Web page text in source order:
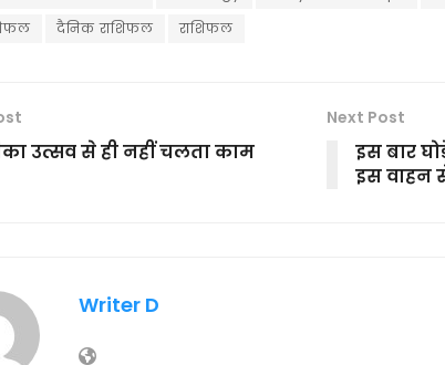
दैनिक राशिफल राशिफल
उत्सव से ही नहीं चलता काम
Next Post
इस बार
इस वाहन
Writer D